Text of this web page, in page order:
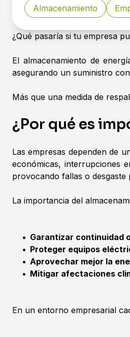
Almacenamiento
¿Qué pasaría si tu empresa
El almacenamiento de
asegurando un suministro
Más que una medida de
¿Por qué es
Las empresas dependen de
económicas, interrupciones
provocando fallas o
La importancia del
• Garantizar continuidad
• Proteger equipos
• Aprovechar mejor la
• Mitigar afectaciones
En un entorno empresarial